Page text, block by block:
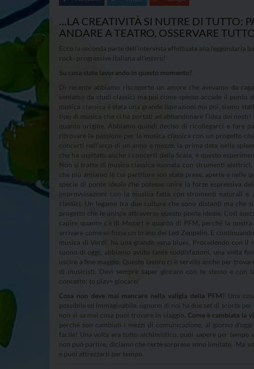
…LA CREATIVITÀ SI NUTRE DI TUTTO:
ANDARE A TEATRO, OSSERVARE
Ecco la seconda parte dell’intervista effettuata alla leggendaria
rock- progressive italiana all’estero!
Su cosa state lavorando in questo momento?
Di recente abbiamo riscoperto un amore che avevamo da
veniamo da studi classici ma poi come spesso accade il
musica classica è stata una grande ispirazioni ma poi, siamo
tipo di musica che ci ha portati ad abbandonare l’idea dei
quanto origine. Abbiamo quindi deciso di ricollegarci e fare
ritrovare la passione per la musica classica con un progetto
concerti nell’arco di un anno e mezzo, la prima data nella
che ha ospitato anche i concerti della Scala, e questo
Non si tratta di musica classica suonata con strumenti
che più amiamo le cui partiture son state prese, aperte e nelle
specie di ponte ideale che potesse unire la forze espressiva
improvvisazioni con la musica fatta con strumenti naturali
classici. Un legame tra due culture che sono distanti ma che
progetto che le unisce attraverso questo ponte ideale. Così
capire quanto c’è di Mozart e quanto di PFM, perché la
arrivare come se fosse un brano dei Led Zeppelin. E
musica di Verdi, ha una grande vena blues. Procedendo con
suono di oggi; abbiamo avuto tante soddisfazioni, una volta
uscire a fine maggio. Questo lavoro ci è servito anche per
di musicisti. Devi sempre saper giocare con te stesso e con
concetto: to play= giocare!
Cosa non deve mai mancare nella valigia della PFM? Una
possibile ed immaginabile, ognuno di noi ha due set di scorte
non si sa mai cosa puoi trovare in viaggio. Come è cambiata la
perché son cambiati i mezzi di comunicazione, al giorno
facile! Una volta era tutto alchimistico, puoi sapere per tempo
non può partire, diciamo che certe sorprese sono limitate. Ma
e puoi attrezzarti per tempo.